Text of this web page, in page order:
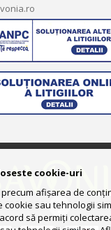
cookie-uri
afișarea de
cookie sau tehnologii
să permiți